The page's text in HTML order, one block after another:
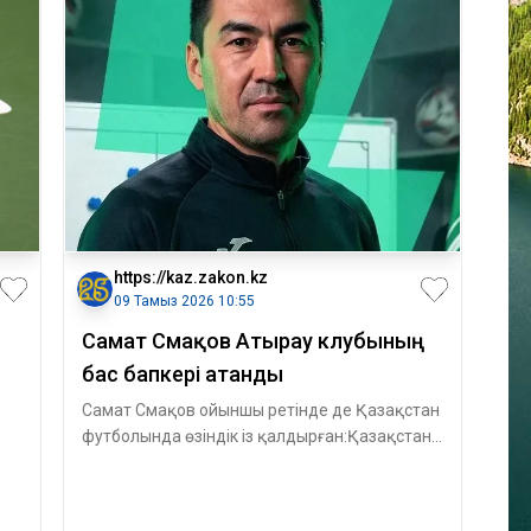
https://kaz.zakon.kz
09 Тамыз 2026 10:55
Самат Смақов Атырау клубының
бас бапкері атанды
Самат Смақов ойыншы ретінде де Қазақстан
футболында өзіндік із қалдырған:Қазақстан